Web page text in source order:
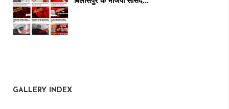
GALLERY INDEX